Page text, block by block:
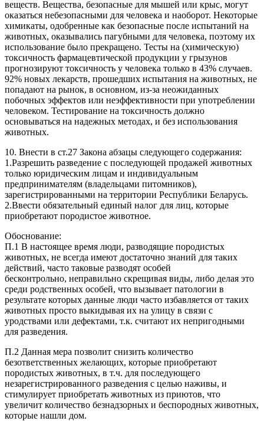
веществ. Вещества, безопасные для мышей или крыс, могут
оказаться небезопасными для человека и наоборот. Некоторые
химикаты, одобренные как безопасные после испытаний на
животных, оказывались пагубными для человека, поэтому их
использование было прекращено. Тесты на (химическую)
токсичность фармацевтической продукции у грызунов
прогнозируют токсичность у человека только в 43% случаев.
92% новых лекарств, прошедших испытания на животных, не
попадают на рынок, в основном, из-за неожиданных
побочных эффектов или неэффективности при употреблении
человеком. Тестирование на токсичность должно
основываться на надежных методах, и без использования
животных.
10. Внести в ст.27 Закона абзацы следующего содержания:
1.Разрешить разведение с последующей продажей животных
только юридическим лицам и индивидуальным
предпринимателям (владельцами питомников),
зарегистрированными на территории Республики Беларусь.
2.Ввести обязательный единый налог для лиц, которые
приобретают породистое животное.
Обоснование:
П.1 В настоящее время люди, разводящие породистых
животных, не всегда имеют достаточно знаний для таких
действий, часто таковые разводят особей
бесконтрольно, неправильно скрещивая виды, либо делая это
среди родственных особей, что вызывает патологии в
результате которых данные люди часто избавляется от таких
животных просто выкидывая их на улицу в связи с
уродствами или дефектами, т.к. считают их непригодными
для разведения.
П.2 Данная мера позволит снизить количество
безответственных желающих, которые приобретают
породистых животных, в т.ч. для последующего
незарегистрированного разведения с целью наживы, и
стимулирует приобретать животных из приютов, что
увеличит количество безнадзорных и беспородных животных,
которые нашли дом.